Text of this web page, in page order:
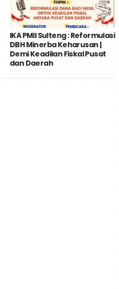
IKA PMII Sulteng : Reformulasi
DBH Minerba Keharusan |
Demi Keadilan Fiskal Pusat
dan Daerah